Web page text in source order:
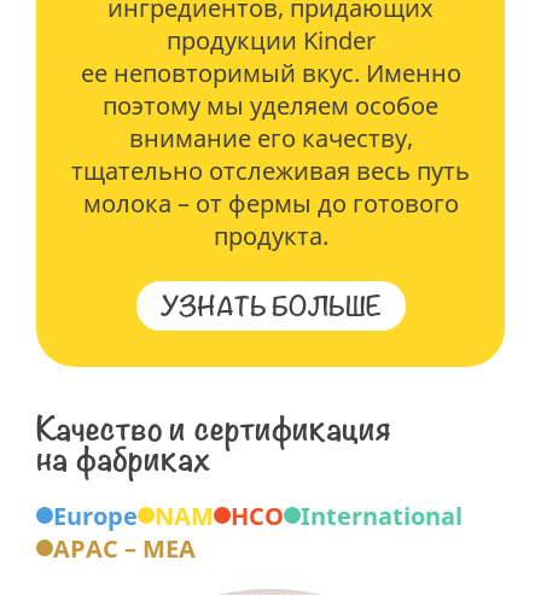
ингредиентов, придающих
продукции Kinder
ее неповторимый вкус. Именно
поэтому мы уделяем особое
внимание его качеству,
тщательно отслеживая весь путь
молока – от фермы до готового
продукта.
УЗНАТЬ БОЛЬШЕ
Качество и сертификация
на фабриках
Europe NAM HCO International
APAC – MEA
P